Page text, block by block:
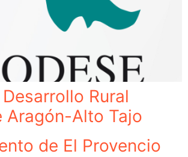
Rural
Aragón-Alto Tajo
de El Provencio